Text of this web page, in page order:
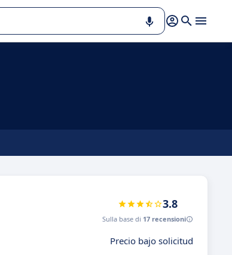
3.8
Sulla base di 17 recensioni
Precio bajo solicitud